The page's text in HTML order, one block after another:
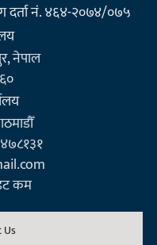
दर्ता नं. ४६४-२०७४/०७५
नेपाल
कम
Us